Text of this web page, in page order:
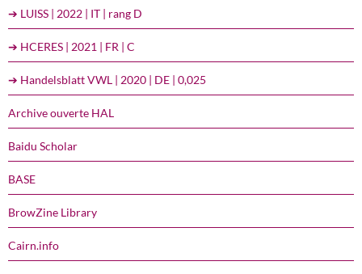
➔ LUISS | 2022 | IT | rang D
➔ HCERES | 2021 | FR | C
➔ Handelsblatt VWL | 2020 | DE | 0,025
Archive ouverte HAL
Baidu Scholar
BASE
BrowZine Library
Cairn.info